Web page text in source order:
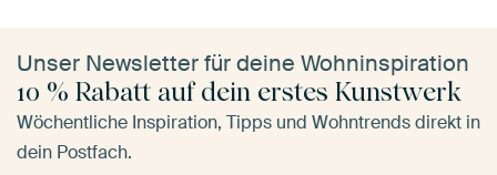
Unser Newsletter für deine Wohninspiration
10 % Rabatt auf dein erstes Kunstwerk
Wöchentliche Inspiration, Tipps und Wohntrends direkt in
dein Postfach.